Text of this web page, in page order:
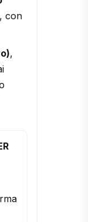
, con
,